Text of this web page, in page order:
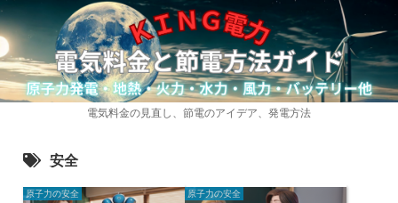
電気料金の見直し、節電のアイデア、発電方法
安全
原子力の安全 原子力の安全